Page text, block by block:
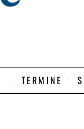
TERMINE